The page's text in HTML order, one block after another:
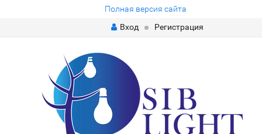
Полная версия сайта
Вход
Регистрация